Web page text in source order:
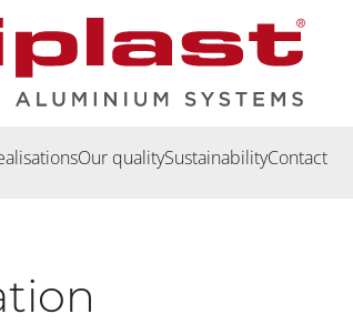
Our qualitySustainabilityContact